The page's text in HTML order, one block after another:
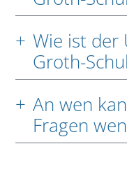
Wie ist der
Groth-
An wen
Fragen